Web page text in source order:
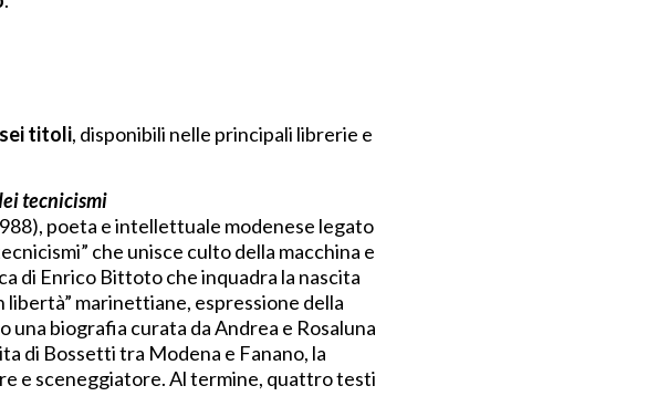
sei titoli, disponibili nelle principali librerie e
tecnicismi
poeta e intellettuale modenese legato
che unisce culto della macchina e
di Enrico Bittoto che inquadra la nascita
libertà” marinettiane, espressione della
biografia curata da Andrea e Rosaluna
di Bossetti tra Modena e Fanano, la
e sceneggiatore. Al termine, quattro testi